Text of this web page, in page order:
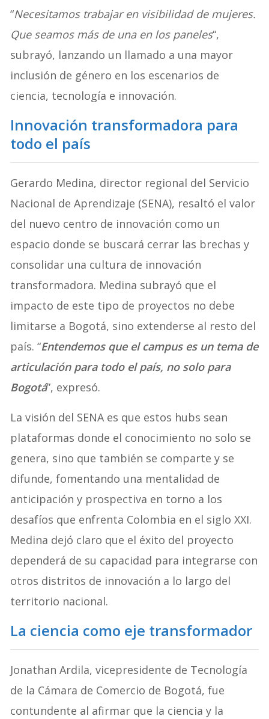
“Necesitamos trabajar en visibilidad de mujeres.
Que seamos más de una en los paneles“,
subrayó, lanzando un llamado a una mayor
inclusión de género en los escenarios de
ciencia, tecnología e innovación.
Innovación transformadora para
todo el país
Gerardo Medina, director regional del Servicio
Nacional de Aprendizaje (SENA), resaltó el valor
del nuevo centro de innovación como un
espacio donde se buscará cerrar las brechas y
consolidar una cultura de innovación
transformadora. Medina subrayó que el
impacto de este tipo de proyectos no debe
limitarse a Bogotá, sino extenderse al resto del
país. “Entendemos que el campus es un tema de
articulación para todo el país, no solo para
Bogotá”, expresó.
La visión del SENA es que estos hubs sean
plataformas donde el conocimiento no solo se
genera, sino que también se comparte y se
difunde, fomentando una mentalidad de
anticipación y prospectiva en torno a los
desafíos que enfrenta Colombia en el siglo XXI.
Medina dejó claro que el éxito del proyecto
dependerá de su capacidad para integrarse con
otros distritos de innovación a lo largo del
territorio nacional.
La ciencia como eje transformador
Jonathan Ardila, vicepresidente de Tecnología
de la Cámara de Comercio de Bogotá, fue
contundente al afirmar que la ciencia y la